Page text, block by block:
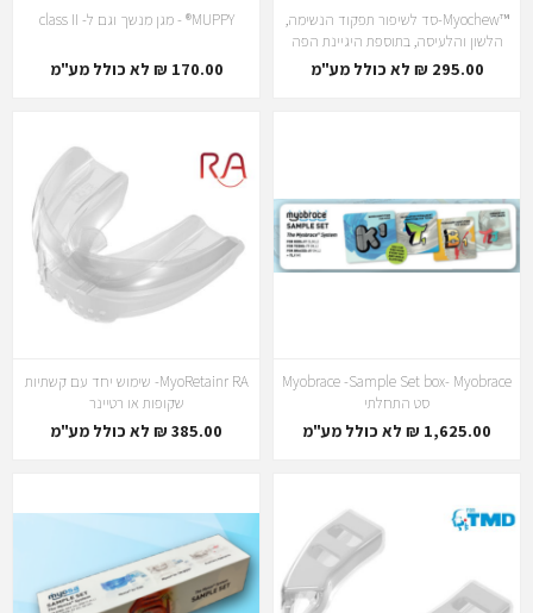
™Myochew-סד לשיפור תפקוד הנשימה,
הלשון והלעיסה, בתוספת היגיינת הפה
295.00 ₪ לא כולל מע"מ
MUPPY® - מגן מנשך וגם ל- class II
170.00 ₪ לא כולל מע"מ
Myobrace -Sample Set box- Myobrace
סט התחלתי
1,625.00 ₪ לא כולל מע"מ
MyoRetainr RA- שימוש יחד עם קשתיות
שקופות או רטיינר
385.00 ₪ לא כולל מע"מ